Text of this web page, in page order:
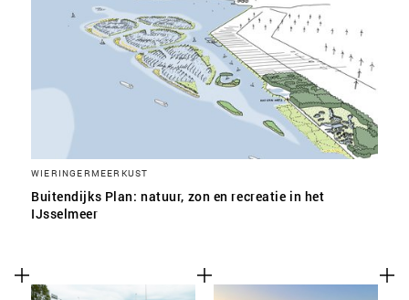
WIERINGERMEERKUST
Buitendijks Plan: natuur, zon en recreatie in het
IJsselmeer